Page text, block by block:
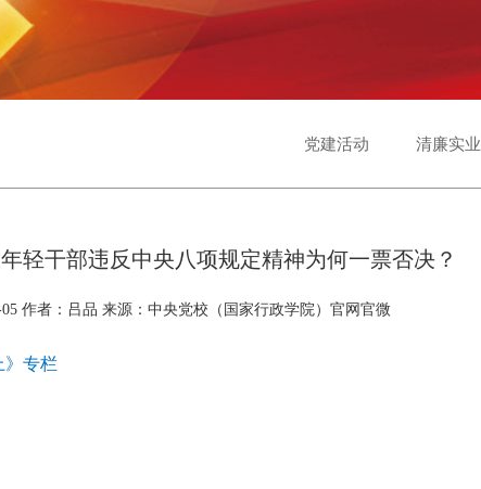
党建活动 清廉实业
轻干部违反中央八项规定精神为何一票否决？
作者：吕品 来源：中央党校（国家行政学院）官网官微
》专栏